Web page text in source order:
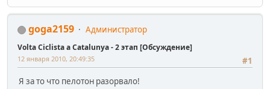
goga2159 Администратор
Volta Ciclista a Catalunya - 2 этап [Обсуждение]
#1
12 января 2010, 20:49:35
Я за то что пелотон разорвало!